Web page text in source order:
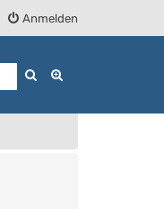
Anmelden
Suche